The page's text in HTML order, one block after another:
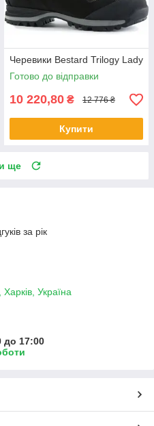
Черевики Bestard Trilogy Lady
Готово до відправки
10 220,80 ₴ 12 776 ₴
Купити
ще
за рік
Україна
до 17:00